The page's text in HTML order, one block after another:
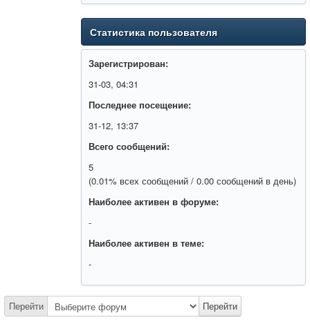
Статистика пользователя
Зарегистрирован:
31-03, 04:31
Последнее посещение:
31-12, 13:37
Всего сообщений:
5
(0.01% всех сообщений / 0.00 сообщений в день)
Наиболее активен в форуме:
-
Наиболее активен в теме:
-
Перейти Перейти